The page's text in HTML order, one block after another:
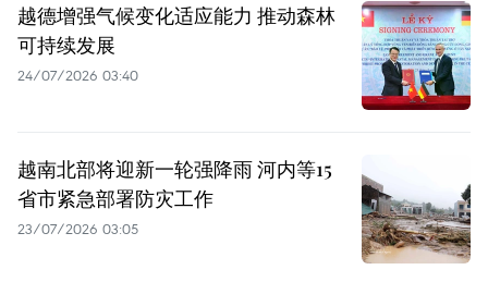
越德增强气候变化适应能力 推动森林
可持续发展
24/07/2026 03:40
越南北部将迎新一轮强降雨 河内等15
省市紧急部署防灾工作
23/07/2026 03:05